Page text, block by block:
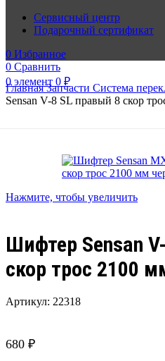
Сервисный центр
Подарочный сертификат
0 Избранное
0 Сравнить
0элемент 0 ₽
ГлавнаяЗапчасти Система
Sensan V-8 SL правый 8 скор
Нажмите, чтобы увеличить
Шифтер Sensan
скор трос 2100
Артикул: 22318
680 ₽